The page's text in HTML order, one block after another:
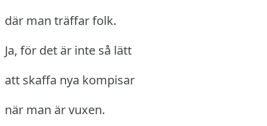
där man träffar folk.
Ja, för det är inte så lätt
att skaffa nya kompisar
när man är vuxen.